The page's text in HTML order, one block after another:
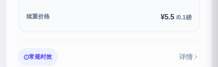
续重价格 ¥5.5 /0.1磅
常规时效 详情